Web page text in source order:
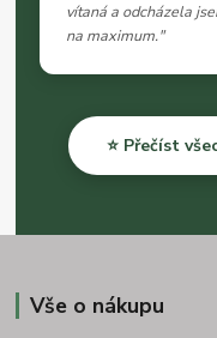
vítaná a odcházela
na maximum."
⭐ Přečíst
Vše o nákupu